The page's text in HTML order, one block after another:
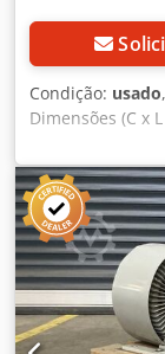
Condição: usado
Dimensões (C x
disponível: Não
transporte: 1200
transporte [kg]:
[unidades]: 1
indicado não
de tributação
Entrega e
qualquer
industrial Yorick